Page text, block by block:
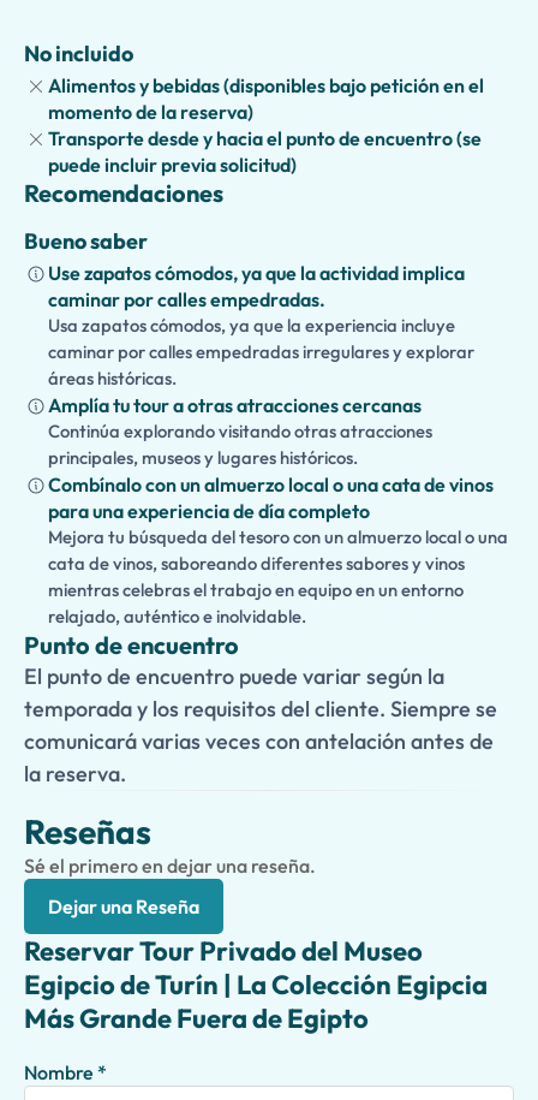
¿Deseas descubrir más de Turín? Amplía tu experiencia
visitando elPalacio Real,Palazzo Madama,Mole
Antonelliana, la Catedral de San Juan Bautista
de un recorrido a pie guiado por las elegantes plazas,
calles porticadas y cafés históricos de Turín. Ya sea que te
apasione la arqueología o estés visitando Turín por
primera vez, este tour privado ofrece un viaje inolvidable
a través de una de las mayores civilizaciones de la
historia.
No incluido
Alimentos y bebidas (disponibles bajo petición en el
momento de la reserva)
Transporte desde y hacia el punto de encuentro (se
puede incluir previa solicitud)
Recomendaciones
Bueno saber
Use zapatos cómodos, ya que la actividad implica
caminar por calles empedradas.
Usa zapatos cómodos, ya que la experiencia incluye
caminar por calles empedradas irregulares y explorar
áreas históricas.
Amplía tu tour a otras atracciones cercanas
Continúa explorando visitando otras atracciones
principales, museos y lugares históricos.
Combínalo con un almuerzo local o una cata de vinos
para una experiencia de día completo
Mejora tu búsqueda del tesoro con un almuerzo local o una
cata de vinos, saboreando diferentes sabores y vinos
mientras celebras el trabajo en equipo en un entorno
relajado, auténtico e inolvidable.
Punto de encuentro
El punto de encuentro puede variar según la
temporada y los requisitos del cliente. Siempre se
comunicará varias veces con antelación antes de
la reserva.
Reseñas
Sé el primero en dejar una reseña.
Dejar una Reseña
Reservar Tour Privado del Museo
Egipcio de Turín | La Colección Egipcia
Más Grande Fuera de Egipto
Nombre *